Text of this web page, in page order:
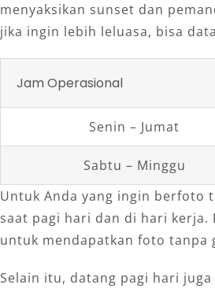
menyaksikan sunset dan
jika ingin lebih leluasa, bisa
Jam Operasional
Senin – Jumat
Sabtu – Minggu
Untuk Anda yang ingin berfoto
saat pagi hari dan di hari kerja.
untuk mendapatkan foto tanpa
Selain itu, datang pagi hari